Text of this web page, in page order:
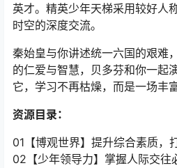
英才。精英少年天梯采用较好人
时空的深度交流。
秦始皇与你讲述统一六国的艰难
的仁爱与智慧，贝多芬和你一起
它，学习不再枯燥，而是一场丰
资源目录：
01【博观世界】提升综合素质，
02【少年领导力】掌握人际交往